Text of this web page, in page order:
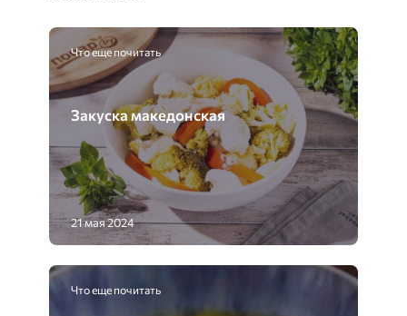
Что еще почитать
Закуска македонская
21 мая 2024
Что еще почитать